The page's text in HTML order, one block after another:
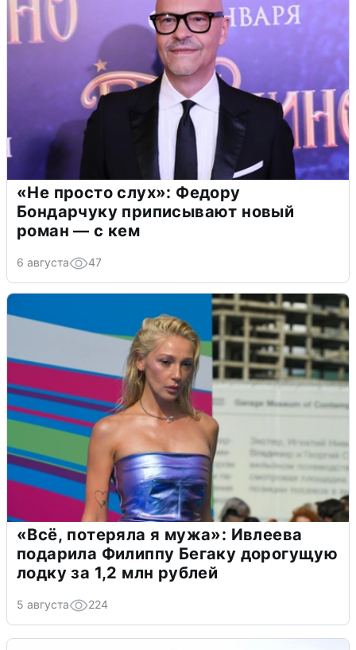
«Не просто слух»: Федору
Бондарчуку приписывают новый
роман — с кем
6 августа 47
«Всё, потеряла я мужа»: Ивлеева
подарила Филиппу Бегаку дорогущую
лодку за 1,2 млн рублей
5 августа 224